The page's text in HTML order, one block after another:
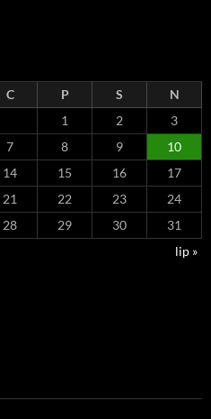
C P S
N
1
2
3
7 8 9
10
14 15 16
17
21 22 23
24
28 29 30
31
lip »